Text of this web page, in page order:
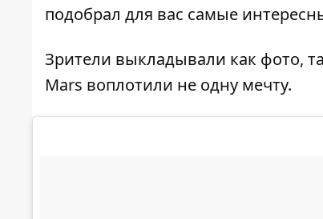
подобрал для вас самые
Зрители выкладывали как фото,
Mars воплотили не одну мечту.